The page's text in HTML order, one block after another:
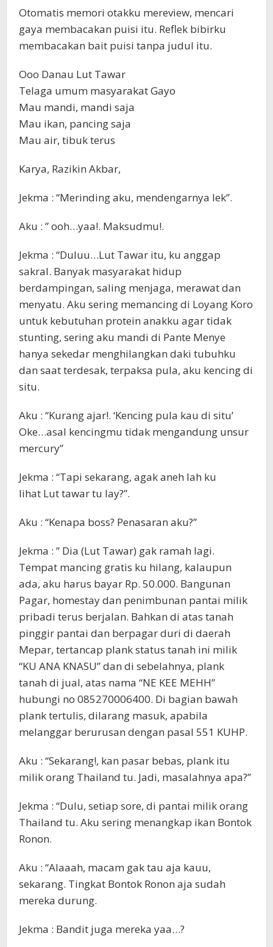
Otomatis memori otakku mereview, mencari
gaya membacakan puisi itu. Reflek bibirku
membacakan bait puisi tanpa judul itu.
Ooo Danau Lut Tawar
Telaga umum masyarakat Gayo
Mau mandi, mandi saja
Mau ikan, pancing saja
Mau air, tibuk terus
Karya, Razikin Akbar,
Jekma : “Merinding aku, mendengarnya lek”.
Aku : ” ooh…yaa!. Maksudmu!.
Jekma : “Duluu…Lut Tawar itu, ku anggap
sakral. Banyak masyarakat hidup
berdampingan, saling menjaga, merawat dan
menyatu. Aku sering memancing di Loyang Koro
untuk kebutuhan protein anakku agar tidak
stunting, sering aku mandi di Pante Menye
hanya sekedar menghilangkan daki tubuhku
dan saat terdesak, terpaksa pula, aku kencing di
situ.
Aku : “Kurang ajar!. ‘Kencing pula kau di situ’
Oke…asal kencingmu tidak mengandung unsur
mercury”
Jekma : “Tapi sekarang, agak aneh lah ku
lihat Lut tawar tu lay?”.
Aku : “Kenapa boss? Penasaran aku?”
Jekma : ” Dia (Lut Tawar) gak ramah lagi.
Tempat mancing gratis ku hilang, kalaupun
ada, aku harus bayar Rp. 50.000. Bangunan
Pagar, homestay dan penimbunan pantai milik
pribadi terus berjalan. Bahkan di atas tanah
pinggir pantai dan berpagar duri di daerah
Mepar, tertancap plank status tanah ini milik
“KU ANA KNASU” dan di sebelahnya, plank
tanah di jual, atas nama “NE KEE MEHH”
hubungi no 085270006400. Di bagian bawah
plank tertulis, dilarang masuk, apabila
melanggar berurusan dengan pasal 551 KUHP.
Aku : “Sekarang!, kan pasar bebas, plank itu
milik orang Thailand tu. Jadi, masalahnya apa?”
Jekma : “Dulu, setiap sore, di pantai milik orang
Thailand tu. Aku sering menangkap ikan Bontok
Ronon.
Aku : “Alaaah, macam gak tau aja kauu,
sekarang. Tingkat Bontok Ronon aja sudah
mereka durung.
Jekma : Bandit juga mereka yaa…?